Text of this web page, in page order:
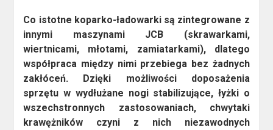
Co istotne koparko-ładowarki są zintegrowane z
innymi maszynami JCB (skrawarkami,
wiertnicami, młotami, zamiatarkami), dlatego
współpraca między nimi przebiega bez żadnych
zakłóceń. Dzięki możliwości doposażenia
sprzętu w wydłużane nogi stabilizujące, łyżki o
wszechstronnych zastosowaniach, chwytaki
krawężników czyni z nich niezawodnych